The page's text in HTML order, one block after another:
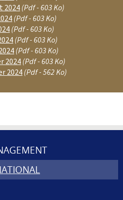
2024(Pdf - 603 Ko)
(Pdf - 603 Ko)
(Pdf - 603 Ko)
(Pdf - 603 Ko)
(Pdf - 603 Ko)
2024(Pdf - 603 Ko)
2024(Pdf - 562 Ko)